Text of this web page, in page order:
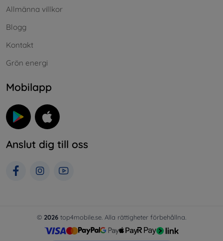
Allmänna villkor
Blogg
Kontakt
Grön energi
Mobilapp
Anslut dig till oss
© 2026 top4mobile.se. Alla rättigheter förbehållna.